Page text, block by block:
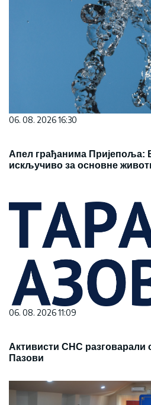
06. 08. 2026 16:30
Апел грађанима Пријепоља:
искључиво за основне
06. 08. 2026 11:09
Активисти СНС разговарали
Пазови